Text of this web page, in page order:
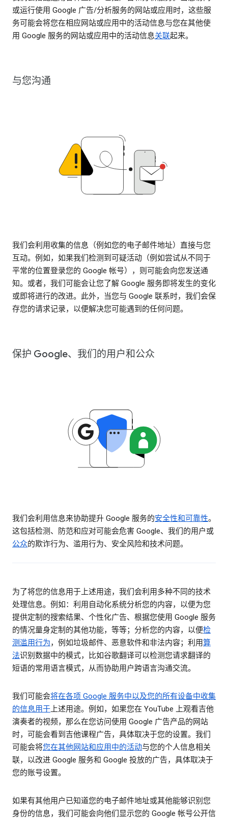
或运行使用 Google 广告/分析服务的网站或应用时，这些服
务可能会将您在相应网站或应用中的活动信息与您在其他使
用 Google 服务的网站或应用中的活动信息关联起来。
与您沟通
我们会利用收集的信息（例如您的电子邮件地址）直接与您
互动。例如，如果我们检测到可疑活动（例如尝试从不同于
平常的位置登录您的 Google 帐号），则可能会向您发送通
知。或者，我们可能会让您了解 Google 服务即将发生的变化
或即将进行的改进。此外，当您与 Google 联系时，我们会保
存您的请求记录，以便解决您可能遇到的任何问题。
保护 Google、我们的用户和公众
我们会利用信息来协助提升 Google 服务的安全性和可靠性。
这包括检测、防范和应对可能会危害 Google、我们的用户或
公众的欺诈行为、滥用行为、安全风险和技术问题。
为了将您的信息用于上述用途，我们会利用多种不同的技术
处理信息。例如：利用自动化系统分析您的内容，以便为您
提供定制的搜索结果、个性化广告、根据您使用 Google 服务
的情况量身定制的其他功能，等等；分析您的内容，以便检
测滥用行为，例如垃圾邮件、恶意软件和非法内容；利用算
法识别数据中的模式，比如谷歌翻译可以检测您请求翻译的
短语的常用语言模式，从而协助用户跨语言沟通交流。
我们可能会将在各项 Google 服务中以及您的所有设备中收集
的信息用于上述用途。例如，如果您在 YouTube 上观看吉他
演奏者的视频，那么在您访问使用 Google 广告产品的网站
时，可能会看到吉他课程广告，具体取决于您的设置。我们
可能会将您在其他网站和应用中的活动与您的个人信息相关
联，以改进 Google 服务和 Google 投放的广告，具体取决于
您的账号设置。
如果有其他用户已知道您的电子邮件地址或其他能够识别您
身份的信息，我们可能会向他们显示您的 Google 帐号公开信